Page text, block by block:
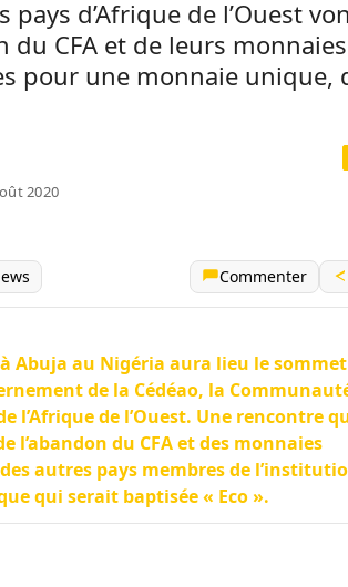
d’Afrique de l’Ouest
du CFA et de leurs monnaies
pour une monnaie unique,
2020
Commenter
Abuja au Nigéria aura lieu le
de la Cédéao, la
l’Afrique de l’Ouest. Une rencontre
l’abandon du CFA et des monnaies
autres pays membres de
qui serait baptisée « Eco ».